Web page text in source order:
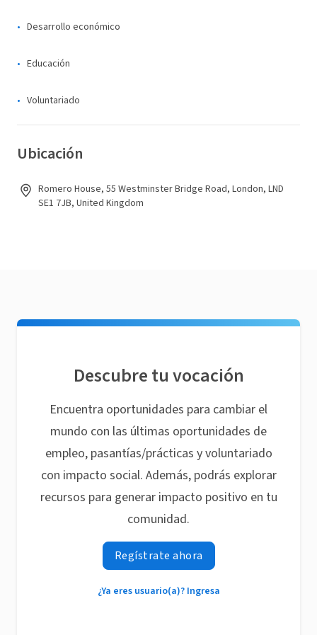
Desarrollo económico
Educación
Voluntariado
Ubicación
Romero House, 55 Westminster Bridge Road, London, LND
SE1 7JB, United Kingdom
Descubre tu vocación
Encuentra oportunidades para cambiar el
mundo con las últimas oportunidades de
empleo, pasantías/prácticas y voluntariado
con impacto social. Además, podrás explorar
recursos para generar impacto positivo en tu
comunidad.
Regístrate ahora
¿Ya eres usuario(a)? Ingresa